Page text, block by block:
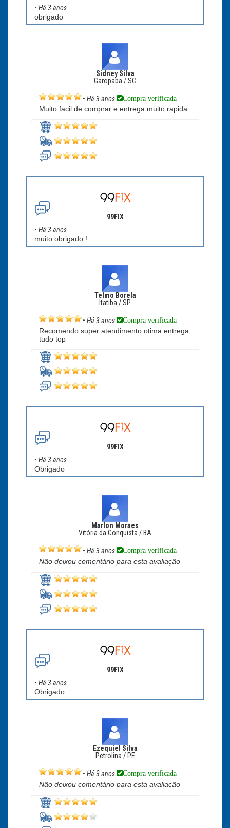
• Há 3 anos
obrigado
Sidney Silva
Garopaba / SC
• Há 3 anos Compra verificada
Muito facil de comprar e entrega muito rapida
99FIX
• Há 3 anos
muito obrigado !
Telmo Borela
Itatiba / SP
• Há 3 anos Compra verificada
Recomendo super atendimento otima entrega
tudo top
99FIX
• Há 3 anos
Obrigado
Marlon Moraes
Vitória da Conquista / BA
• Há 3 anos Compra verificada
Não deixou comentário para esta avaliação
99FIX
• Há 3 anos
Obrigado
Ezequiel Silva
Petrolina / PE
• Há 3 anos Compra verificada
Não deixou comentário para esta avaliação